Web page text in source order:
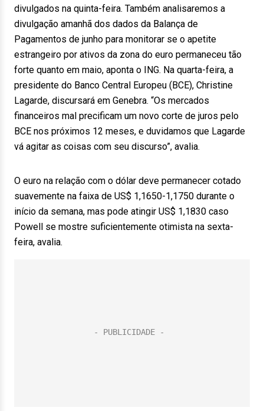
divulgados na quinta-feira. Também analisaremos a
divulgação amanhã dos dados da Balança de
Pagamentos de junho para monitorar se o apetite
estrangeiro por ativos da zona do euro permaneceu tão
forte quanto em maio, aponta o ING. Na quarta-feira, a
presidente do Banco Central Europeu (BCE), Christine
Lagarde, discursará em Genebra. “Os mercados
financeiros mal precificam um novo corte de juros pelo
BCE nos próximos 12 meses, e duvidamos que Lagarde
vá agitar as coisas com seu discurso”, avalia.
O euro na relação com o dólar deve permanecer cotado
suavemente na faixa de US$ 1,1650-1,1750 durante o
início da semana, mas pode atingir US$ 1,1830 caso
Powell se mostre suficientemente otimista na sexta-
feira, avalia.